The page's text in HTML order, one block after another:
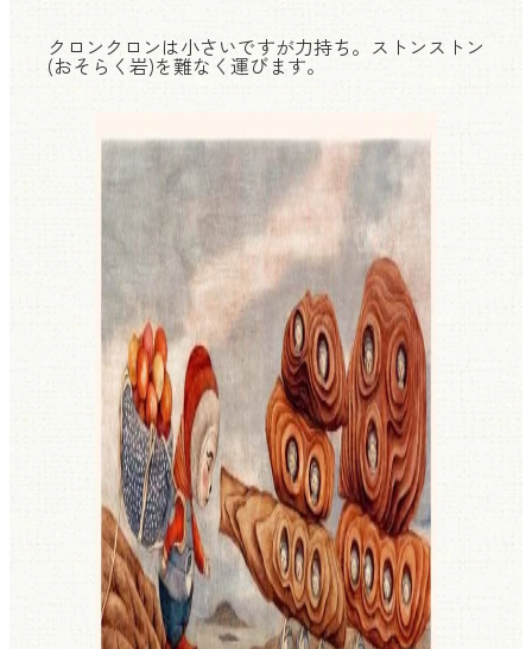
クロンクロンは小さいですが力持ち。ストンストン
(おそらく岩)を難なく運びます。